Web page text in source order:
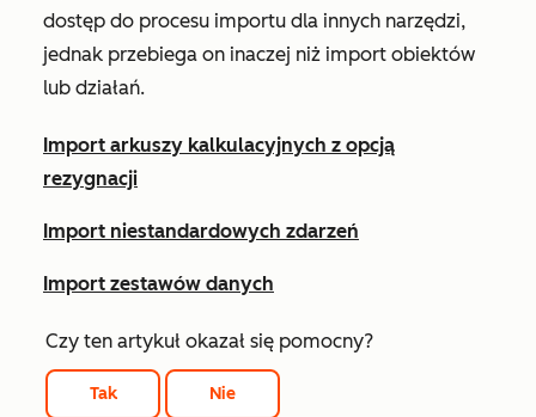
dostęp do procesu importu dla innych narzędzi,
jednak przebiega on inaczej niż import obiektów
lub działań.
Import arkuszy kalkulacyjnych z opcją
rezygnacji
Import niestandardowych zdarzeń
Import zestawów danych
Czy ten artykuł okazał się pomocny?
Tak Nie